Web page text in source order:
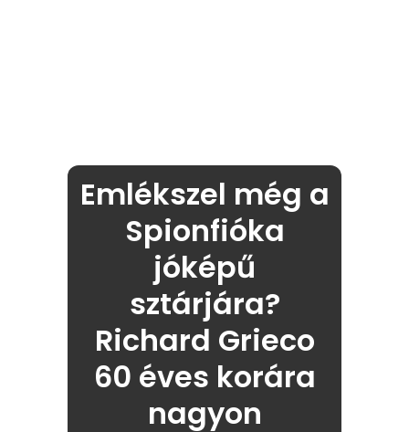
Emlékszel még a
Spionfióka
jóképű
sztárjára?
Richard Grieco
60 éves korára
nagyon